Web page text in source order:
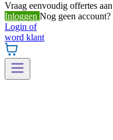
Vraag eenvoudig offertes aan
Inloggen Nog geen account?
Login of
word klant